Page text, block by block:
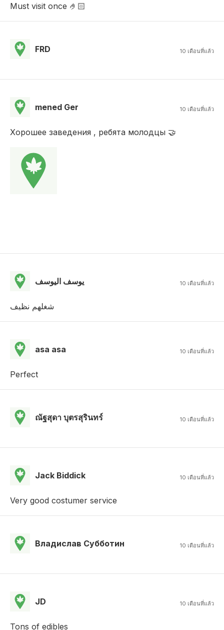
Must visit once 🤌🏻
FRD 10 เดือนที่แล้ว
mened Ger 10 เดือนที่แล้ว
Хорошее заведения , ребята молодцы 🤝
يوسف اليوسف 10 เดือนที่แล้ว
شغلهم نظيف
asa asa 10 เดือนที่แล้ว
Perfect
ณัฐสุดา บุตรสุรินทร์ 10 เดือนที่แล้ว
Jack Biddick 10 เดือนที่แล้ว
Very good costumer service
Владислав Субботин 10 เดือนที่แล้ว
JD 10 เดือนที่แล้ว
Tons of edibles